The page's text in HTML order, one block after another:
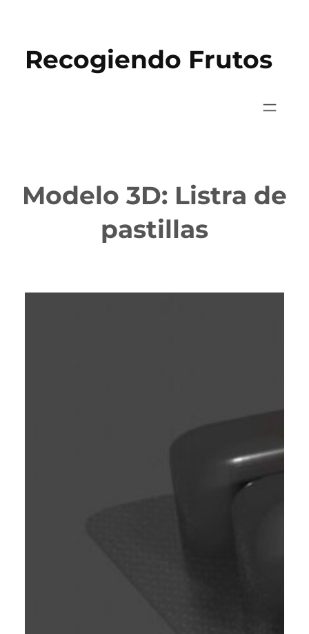
contenido
Recogiendo Frutos
Modelo 3D: Listra de
pastillas